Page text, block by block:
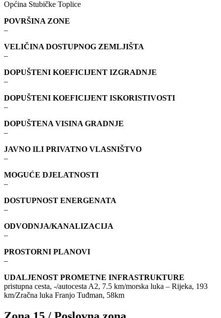
Općina Stubičke Toplice
POVRŠINA ZONE
–
VELIČINA DOSTUPNOG ZEMLJIŠTA
–
DOPUŠTENI KOEFICIJENT IZGRADNJE
–
DOPUŠTENI KOEFICIJENT ISKORISTIVOSTI
–
DOPUŠTENA VISINA GRADNJE
–
JAVNO ILI PRIVATNO VLASNIŠTVO
–
MOGUĆE DJELATNOSTI
–
DOSTUPNOST ENERGENATA
–
ODVODNJA/KANALIZACIJA
–
PROSTORNI PLANOVI
–
UDALJENOST PROMETNE INFRASTRUKTURE
pristupna cesta, -/autocesta A2, 7.5 km/morska luka – Rijeka, 193
km/Zračna luka Franjo Tuđman, 58km